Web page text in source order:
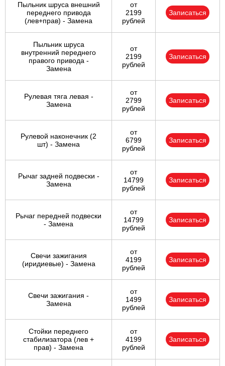
Пыльник шруса внешний
переднего привода
(лев+прав) - Замена
от
2199
рублей
Записаться
Пыльник шруса
внутренний переднего
правого привода -
Замена
от
2199
рублей
Записаться
Рулевая тяга левая -
Замена
от
2799
рублей
Записаться
Рулевой наконечник (2
шт) - Замена
от
6799
рублей
Записаться
Рычаг задней подвески -
Замена
от
14799
рублей
Записаться
Рычаг передней подвески
- Замена
от
14799
рублей
Записаться
Свечи зажигания
(иридиевые) - Замена
от
4199
рублей
Записаться
Свечи зажигания -
Замена
от
1499
рублей
Записаться
Стойки переднего
стабилизатора (лев +
прав) - Замена
от
4199
рублей
Записаться